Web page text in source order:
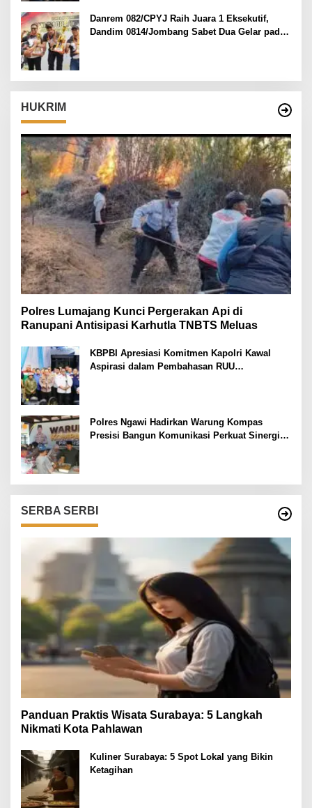
Danrem 082/CPYJ Raih Juara 1 Eksekutif,
Dandim 0814/Jombang Sabet Dua Gelar pada
HUKRIM
Polres Lumajang Kunci Pergerakan Api di
Ranupani Antisipasi Karhutla TNBTS Meluas
KBPBI Apresiasi Komitmen Kapolri Kawal
Aspirasi dalam Pembahasan RUU
Polres Ngawi Hadirkan Warung Kompas
Presisi Bangun Komunikasi Perkuat Sinergi
SERBA SERBI
Panduan Praktis Wisata Surabaya: 5 Langkah
Nikmati Kota Pahlawan
Kuliner Surabaya: 5 Spot Lokal yang Bikin
Ketagihan